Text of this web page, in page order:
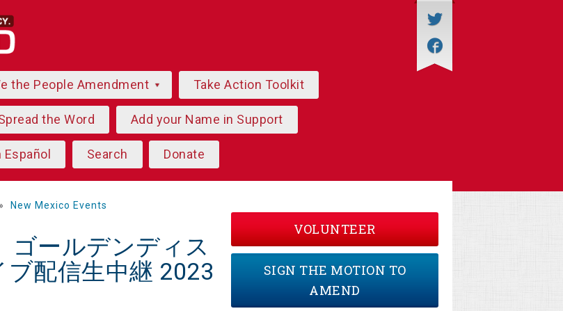
the People Amendment Take Action Toolkit
the Word Add your Name in Support
Español Search Donate
» New Mexico Events
ゴールデンディス
配信生中継 2023
VOLUNTEER
SIGN THE MOTION TO
AMEND